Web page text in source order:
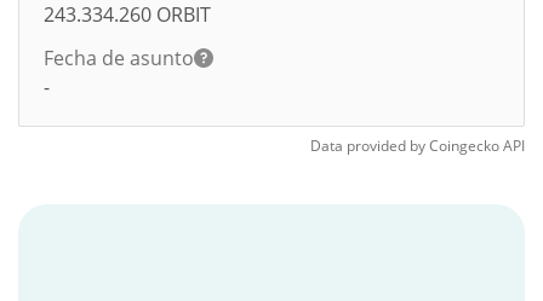
243.334.260 ORBIT
Fecha de asunto
-
Data provided byCoingeckoAPI